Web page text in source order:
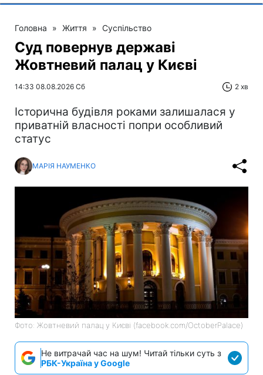
Головна » Життя » Суспільство
Суд повернув державі
Жовтневий палац у Києві
14:33 08.08.2026 Сб 2 хв
Історична будівля роками залишалася у
приватній власності попри особливий
статус
МАРІЯ НАУМЕНКО
Фото: Жовтневий палац у Києві (facebook.com/OctoberPalace)
Не витрачай час на шум! Читай тільки суть з
РБК-Україна у Google